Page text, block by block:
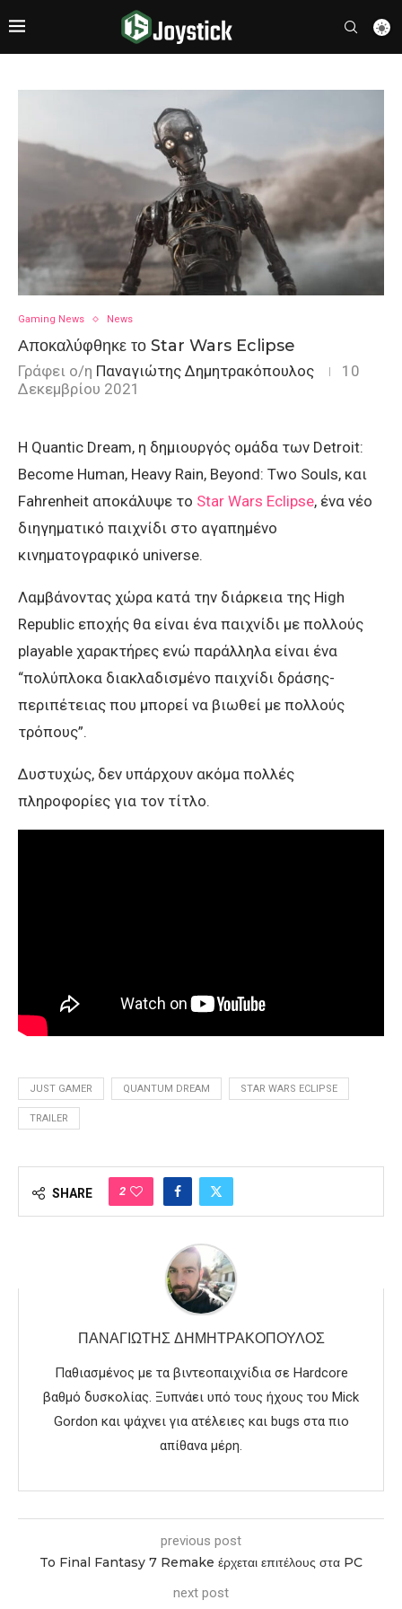
Gaming News News
Αποκαλύφθηκε το Star Wars Eclipse
Γράφει ο/η Παναγιώτης Δημητρακόπουλος
10
Δεκεμβρίου 2021
H Quantic Dream, η δημιουργός ομάδα των Detroit:
Become Human, Heavy Rain, Beyond: Two Souls, και
Fahrenheit αποκάλυψε το Star Wars Eclipse, ένα νέο
διηγηματικό παιχνίδι στο αγαπημένο
κινηματογραφικό universe.
Λαμβάνοντας χώρα κατά την διάρκεια της High
Republic εποχής θα είναι ένα παιχνίδι με πολλούς
playable χαρακτήρες ενώ παράλληλα είναι ένα
“πολύπλοκα διακλαδισμένο παιχνίδι δράσης-
περιπέτειας που μπορεί να βιωθεί με πολλούς
τρόπους”.
Δυστυχώς, δεν υπάρχουν ακόμα πολλές
πληροφορίες για τον τίτλο.
JUST GAMER QUANTUM DREAM STAR WARS ECLIPSE
TRAILER
SHARE 2
ΠΑΝΑΓΙΏΤΗΣ ΔΗΜΗΤΡΑΚΌΠΟΥΛΟΣ
Παθιασμένος με τα βιντεοπαιχνίδια σε Hardcore
βαθμό δυσκολίας. Ξυπνάει υπό τους ήχους του Mick
Gordon και ψάχνει για ατέλειες και bugs στα πιο
απίθανα μέρη.
previous post
To Final Fantasy 7 Remake έρχεται επιτέλους στα PC
next post